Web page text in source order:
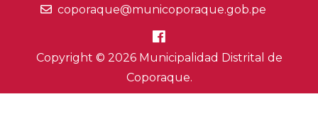
coporaque@municoporaque.gob.pe
Copyright © 2026 Municipalidad Distrital de
Coporaque.